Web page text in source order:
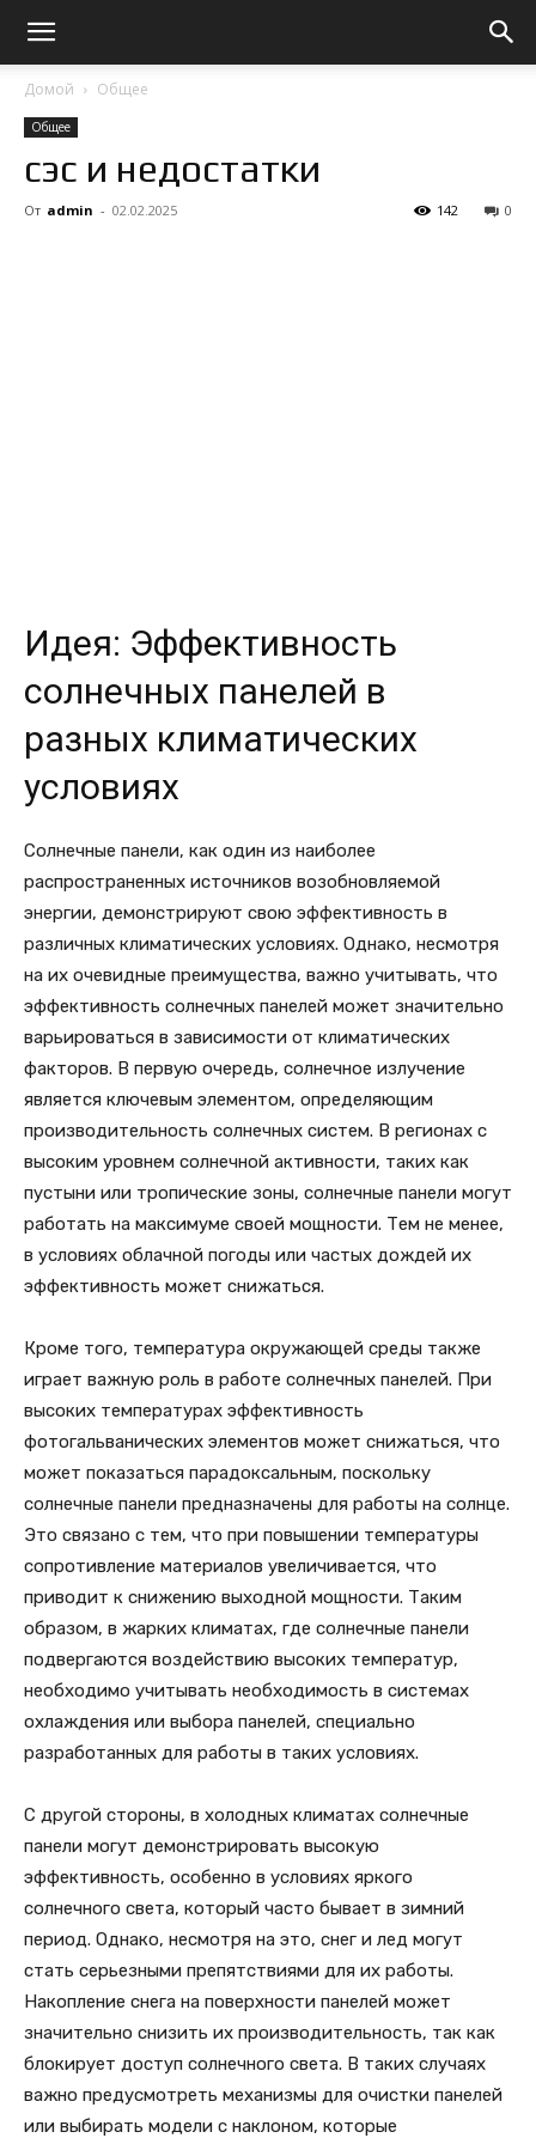
Домой Общее
Общее
сэс и недостатки
От admin - 02.02.2025 0
142
Идея: Эффективность
солнечных панелей в
разных климатических
условиях
Солнечные панели, как один из наиболее
распространенных источников возобновляемой
энергии, демонстрируют свою эффективность в
различных климатических условиях. Однако, несмотря
на их очевидные преимущества, важно учитывать, что
эффективность солнечных панелей может значительно
варьироваться в зависимости от климатических
факторов. В первую очередь, солнечное излучение
является ключевым элементом, определяющим
производительность солнечных систем. В регионах с
высоким уровнем солнечной активности, таких как
пустыни или тропические зоны, солнечные панели могут
работать на максимуме своей мощности. Тем не менее,
в условиях облачной погоды или частых дождей их
эффективность может снижаться.
Кроме того, температура окружающей среды также
играет важную роль в работе солнечных панелей. При
высоких температурах эффективность
фотогальванических элементов может снижаться, что
может показаться парадоксальным, поскольку
солнечные панели предназначены для работы на солнце.
Это связано с тем, что при повышении температуры
сопротивление материалов увеличивается, что
приводит к снижению выходной мощности. Таким
образом, в жарких климатах, где солнечные панели
подвергаются воздействию высоких температур,
необходимо учитывать необходимость в системах
охлаждения или выбора панелей, специально
разработанных для работы в таких условиях.
С другой стороны, в холодных климатах солнечные
панели могут демонстрировать высокую
эффективность, особенно в условиях яркого
солнечного света, который часто бывает в зимний
период. Однако, несмотря на это, снег и лед могут
стать серьезными препятствиями для их работы.
Накопление снега на поверхности панелей может
значительно снизить их производительность, так как
блокирует доступ солнечного света. В таких случаях
важно предусмотреть механизмы для очистки панелей
или выбирать модели с наклоном, которые